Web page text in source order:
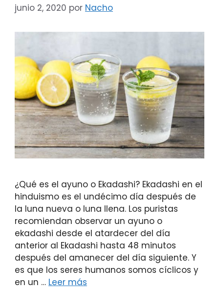
junio 2, 2020 por Nacho
¿Qué es el ayuno o Ekadashi? Ekadashi en el
hinduismo es el undécimo día después de
la luna nueva o luna llena. Los puristas
recomiendan observar un ayuno o
ekadashi desde el atardecer del día
anterior al Ekadashi hasta 48 minutos
después del amanecer del día siguiente. Y
es que los seres humanos somos cíclicos y
en un … Leer más